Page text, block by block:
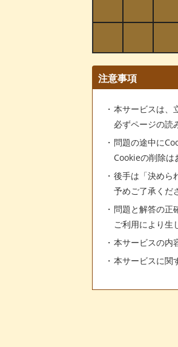
注意事項
本サービスは、
必ずページの読
問題の途中に
Cookieの削除は
後手は「決めら
予めご了承くだ
問題と解答の正
ご利用により生
本サービスの内
本サービスに関